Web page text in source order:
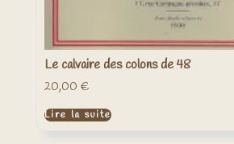
Le calvaire des colons de 48
20,00 €
Lire la suite